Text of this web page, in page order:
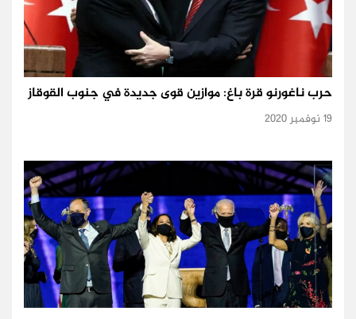
حرب ناغورنو قرة باغ: موازين قوى جديدة في جنوب القوقاز
19 نوفمبر 2020